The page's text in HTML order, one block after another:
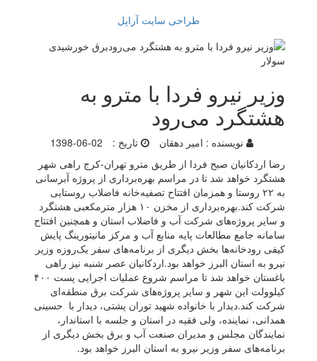
طراحی سایت آراپل
وزیر نیرو فردا با مترو به
هشتگرد می‌رود
نویسنده : امیر دهقان تاریخ :
1398-06-02
رضا اردکانیان صبح فردا از طریق مترو تهران-کرج راهی شهر
هشتگرد خواهد شد تا در مراسم بهره‌برداری از پروژه آبرسانی
به ۲۲ روستا و همزمان افتتاح تصفیه‌خانه فاضلاب روستایی
شرکت کند.بهره‌برداری از مخزن ۱۰ هزار مترمکعبی هشتگرد
و سایر پروژه‌های شرکت آب و فاضلاب استان و همچنین افتتاح
سامانه جامع مطالعات پایه منابع آب و مرکز مانیتورینگ پایش
کیفی رودخانه‌ها بخش دیگری از برنامه‌های سفر یک‌روزه وزیر
نیرو به استان البرز خواهد بود.اردکانیان عصر شنبه نیز راهی
باغستان خواهد شد تا مراسم شروع عملیات اجرایی پست ۴۰۰
کیلوولت این شهر و سایر پروژه‌های شرکت برق منطقه‌ای
شرکت کند.دیدار با خانواده شهید توران پشتی، دیدار با حسینی
همدانی، نماینده، ولی فقیه در استان و جلسه با استاندار،
نمایندگان مجلس و مدیران صنعت آب و برق بخش دیگری از
برنامه‌های سفر وزیر نیرو به استان البرز خواهد بود.